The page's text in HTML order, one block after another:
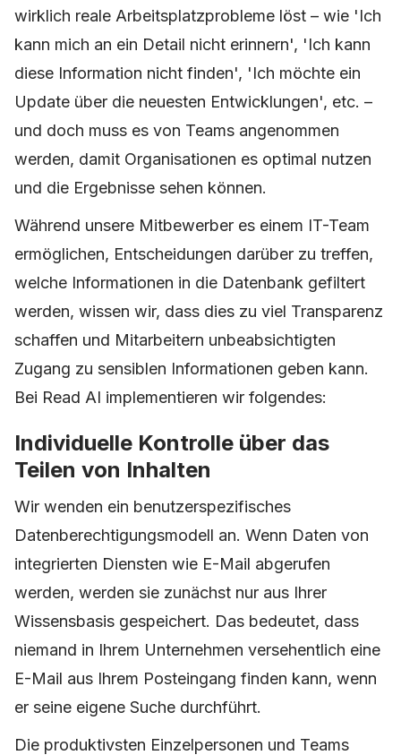
wirklich reale Arbeitsplatzprobleme löst – wie 'Ich
kann mich an ein Detail nicht erinnern', 'Ich kann
diese Information nicht finden', 'Ich möchte ein
Update über die neuesten Entwicklungen', etc. –
und doch muss es von Teams angenommen
werden, damit Organisationen es optimal nutzen
und die Ergebnisse sehen können.
Während unsere Mitbewerber es einem IT-Team
ermöglichen, Entscheidungen darüber zu treffen,
welche Informationen in die Datenbank gefiltert
werden, wissen wir, dass dies zu viel Transparenz
schaffen und Mitarbeitern unbeabsichtigten
Zugang zu sensiblen Informationen geben kann.
Bei Read AI implementieren wir folgendes:
Individuelle Kontrolle über das
Teilen von Inhalten
Wir wenden ein benutzerspezifisches
Datenberechtigungsmodell an. Wenn Daten von
integrierten Diensten wie E-Mail abgerufen
werden, werden sie zunächst nur aus Ihrer
Wissensbasis gespeichert. Das bedeutet, dass
niemand in Ihrem Unternehmen versehentlich eine
E-Mail aus Ihrem Posteingang finden kann, wenn
er seine eigene Suche durchführt.
Die produktivsten Einzelpersonen und Teams